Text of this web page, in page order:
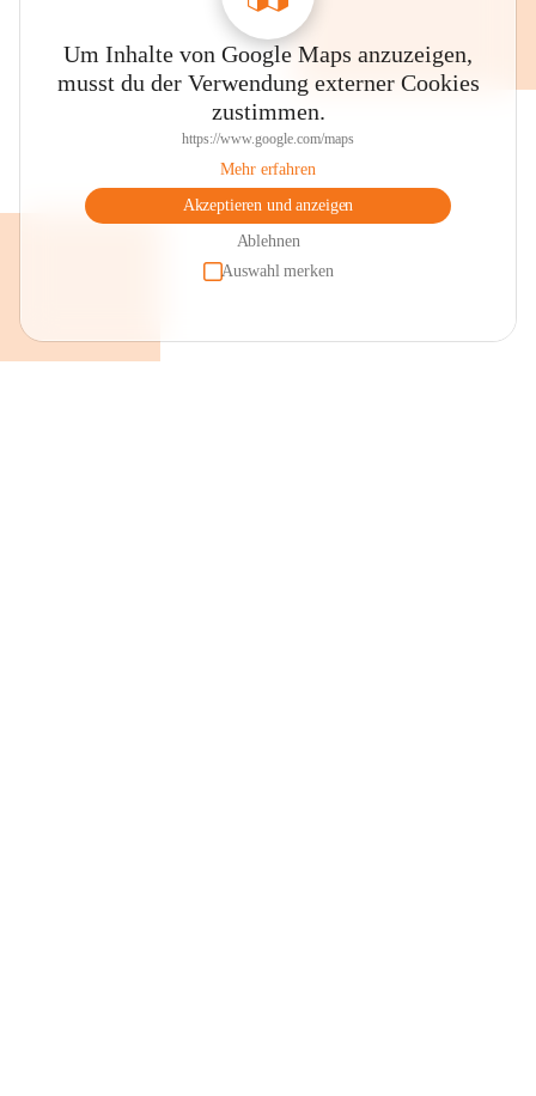
Um Inhalte von Google Maps anzuzeigen,
musst du der Verwendung externer Cookies
zustimmen.
https://www.google.com/maps
Mehr erfahren
Akzeptieren und anzeigen
Ablehnen
Auswahl merken